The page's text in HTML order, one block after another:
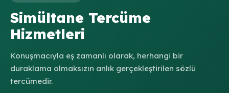
Simültane Tercüme
Hizmetleri
Konuşmacıyla eş zamanlı olarak, herhangi bir
duraklama olmaksızın anlık gerçekleştirilen sözlü
tercümedir.